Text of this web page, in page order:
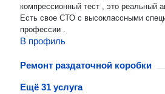
компрессионный тест , это реальный
Есть свое СТО с высоклассными специалистами , знающие толк в
профессии .
В профиль
Ремонт раздаточной коробки
Ещё 31 услуга